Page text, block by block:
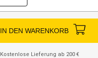
IN DEN WARENKORB
Kostenlose Lieferung ab 200 €